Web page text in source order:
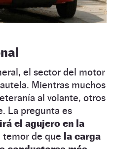
el sector del motor
Mientras muchos
al volante, otros
La pregunta es
el agujero en la
temor de que la carga